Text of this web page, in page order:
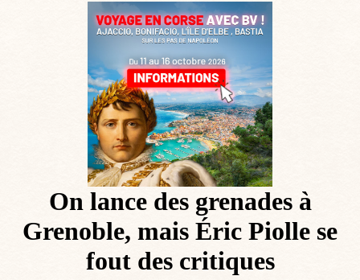
On lance des grenades à
Grenoble, mais Éric Piolle se
fout des critiques